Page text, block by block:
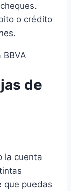
o crédito
de
la cuenta
que puedas